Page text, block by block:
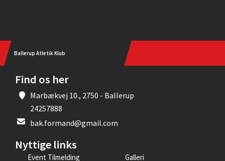
Ballerup Atletik Klub
Find os her
Marbækvej 10., 2750 - Ballerup
24257888
bak.formand@gmail.com
Nyttige links
Event Tilmelding Galleri